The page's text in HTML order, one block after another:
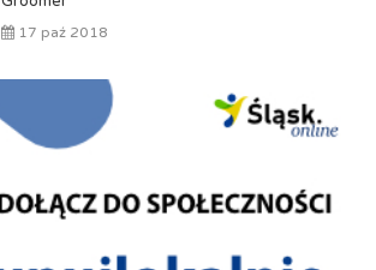
17 paź 2018